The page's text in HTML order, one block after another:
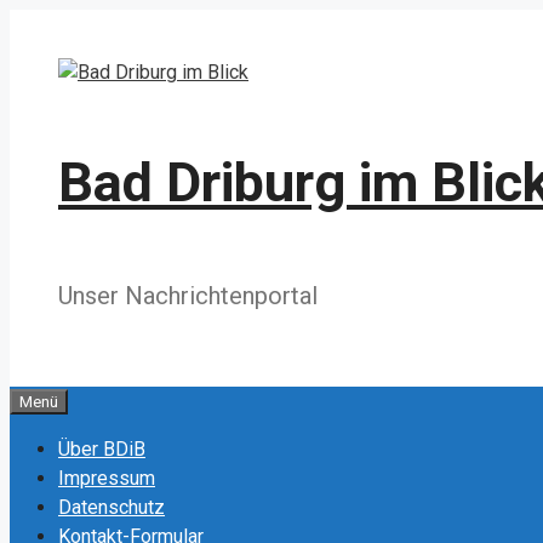
springen
Bad Driburg im
Unser Nachrichtenportal
Menü
Über BDiB
Impressum
Datenschutz
Kontakt-Formular